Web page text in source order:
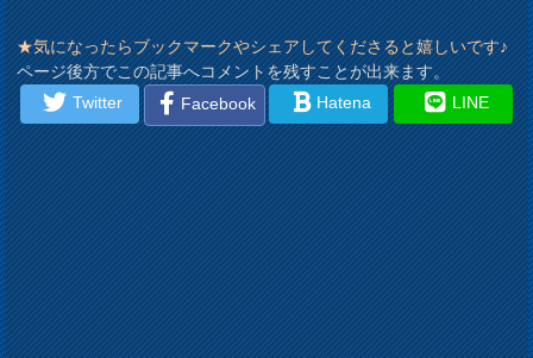
★気になったらブックマークやシェアしてくださると嬉しいです♪
ページ後方でこの記事へコメントを残すことが出来ます。
Twitter
Facebook Hatena LINE